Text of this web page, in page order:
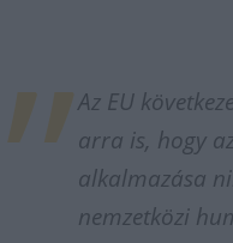
Az EU
arra is, hogy
alkalmazása
nemzetközi